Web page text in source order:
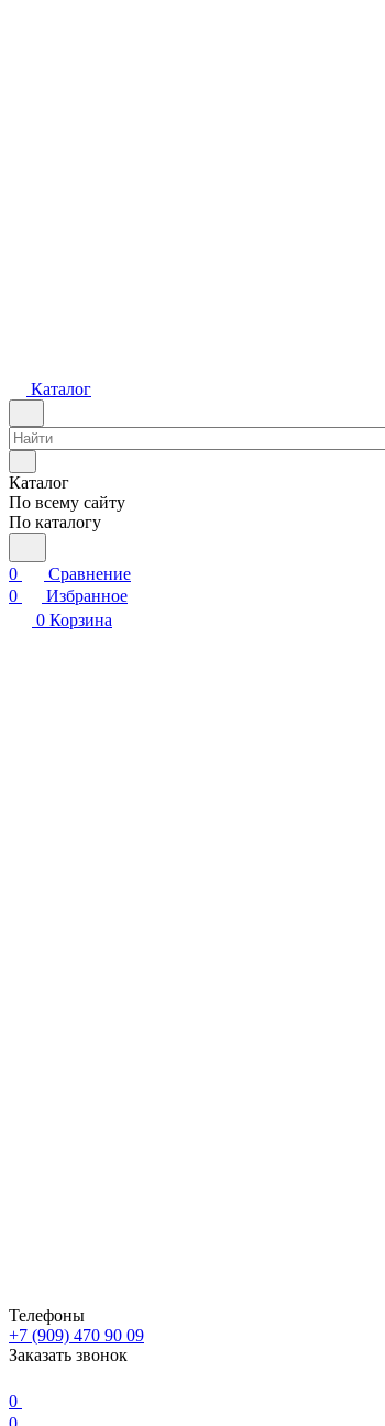
Каталог
Каталог
По всему сайту
По каталогу
0
Сравнение
0
Избранное
0 Корзина
Телефоны
+7 (909) 470 90 09
Заказать звонок
0